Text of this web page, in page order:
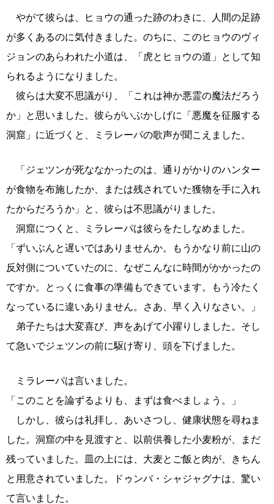
やがて彼らは、ヒョウの通った跡のわきに、人間の足跡
が多くあるのに気付きました。のちに、このヒョウのヴィ
ジョンのあらわれた小道は、「虎とヒョウの道」として知
られるようになりました。
彼らは大変不思議がり、「これは神か悪霊の魔法だろう
か」と思いました。彼らがいぶかしげに「悪魔を征服する
洞窟」に近づくと、ミラレーパの歌声が聞こえました。
「ジェツンが死ななかったのは、通りがかりのハンター
が食物を布施したか、または残されていた獲物を手に入れ
たからだろうか」と、彼らは不思議がりました。
洞窟につくと、ミラレーパは彼らをたしなめました。
「ずいぶんと遅いではありませんか。もうかなり前に山の
反対側についていたのに、なぜこんなに時間がかかったの
ですか。とっくに食事の準備もできています。もう冷たく
なっているに違いありません。さあ、早く入りなさい。」
弟子たちは大変喜び、声をあげて小躍りしました。そし
て急いでジェツンの前に駆け寄り、頭を下げました。
ミラレーパは言いました。
「このことを論ずるよりも、まずは食べましょう。」
しかし、彼らは礼拝し、あいさつし、健康状態を尋ねま
した。洞窟の中を見渡すと、以前供養した小麦粉が、まだ
残っていました。皿の上には、大麦とご飯と肉が、きちん
と用意されていました。ドゥンバ・シャジャグナは、驚い
て言いました。